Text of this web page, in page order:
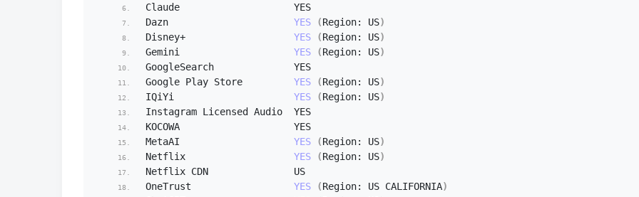
Claude                    YES
Dazn YES (Region: US)
Disney+ YES (Region: US)
Gemini YES (Region: US)
GoogleSearch              YES
Google Play Store YES (Region: US)
IQiYi YES (Region: US)
Instagram Licensed Audio  YES
KOCOWA                    YES
MetaAI YES (Region: US)
Netflix YES (Region: US)
Netflix CDN               US
OneTrust YES (Region: US CALIFORNIA)